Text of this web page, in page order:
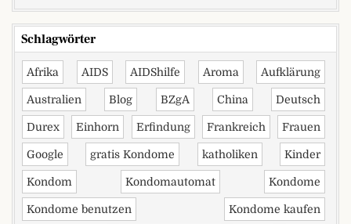
Schlagwörter
Afrika AIDS AIDShilfe Aroma Aufklärung
Australien Blog BZgA China Deutsch
Durex Einhorn Erfindung Frankreich Frauen
Google gratis Kondome katholiken Kinder
Kondom Kondomautomat Kondome
Kondome benutzen Kondome kaufen